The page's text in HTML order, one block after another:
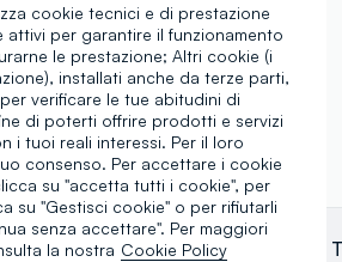
cookie tecnici e di prestazione
attivi per garantire il funzionamento
le prestazione; Altri cookie (i
installati anche da terze parti,
verificare le tue abitudini di
di poterti offrire prodotti e servizi
i tuoi reali interessi. Per il loro
consenso. Per accettare i cookie
su "accetta tutti i cookie", per
su "Gestisci cookie" o per rifiutarli
senza accettare". Per maggiori
la nostra Cookie Policy